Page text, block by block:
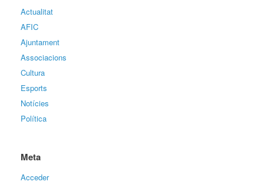
Actualitat
AFIC
Ajuntament
Associacions
Cultura
Esports
Notícies
Política
Meta
Acceder